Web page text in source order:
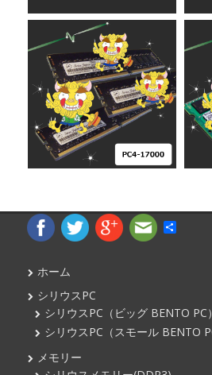
¥8,960 ¥25,980 ¥8,300
¥17,800
¥
ホーム
シリウスPC
シリウスPC（ビッグ BENTO PC）
シリウスPC（スモール BENTO
メモリー